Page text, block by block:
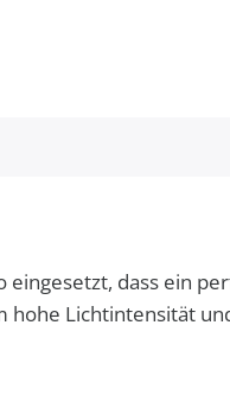
dass ein
Lichtintensität